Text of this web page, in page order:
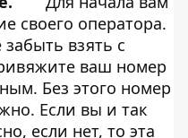
своего оператора.
забыть взять с
ваш номер
Без этого номер
Если вы и так
если нет, то эта